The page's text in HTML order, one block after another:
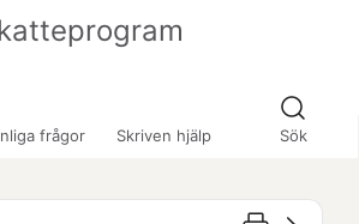
frågor Skriven hjälp Sök